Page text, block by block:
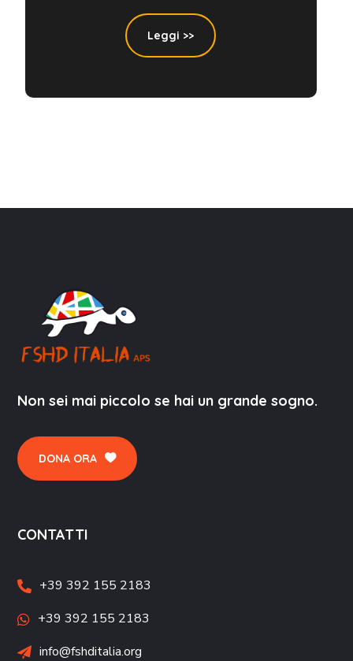
Leggi >>
Non sei mai piccolo se hai un grande sogno.
DONA ORA
CONTATTI
+39 392 155 2183
+39 392 155 2183
info@fshditalia.org